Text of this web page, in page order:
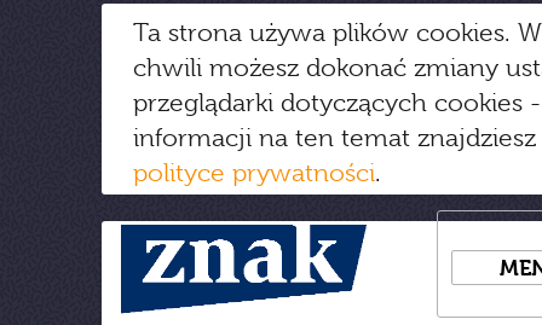
Ta strona używa plików cookies.
chwili możesz dokonać zmiany
przeglądarki dotyczących cookies
informacji na ten temat
polityce prywatności.